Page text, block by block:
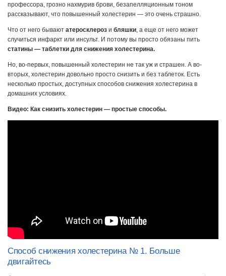
профессора, грозно нахмурив брови, безапелляционным тоном
рассказывают, что повышенный холестерин — это очень страшно.
Что от него бывают атеросклероз и бляшки, а еще от него может
случиться инфаркт или инсульт. И потому вы просто обязаны пить
статины — таблетки для снижения холестерина.
Но, во-первых, повышенный холестерин не так уж и страшен. А во-
вторых, холестерин довольно просто снизить и без таблеток. Есть
несколько простых, доступных способов снижения холестерина в
домашних условиях.
Видео: Как снизить холестерин — простые способы.
Способ снижения холестерина № 1. Больше
двигайтесь